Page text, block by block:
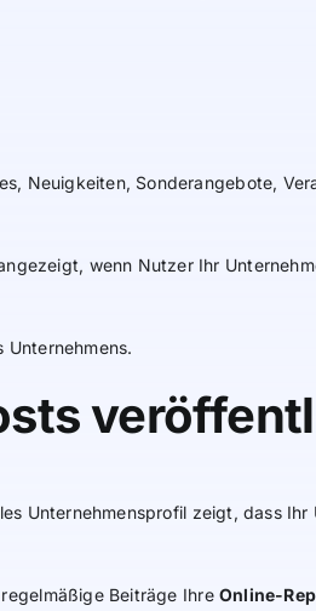
Neuigkeiten, Sonderangebote,
wenn Nutzer Ihr
Unternehmensprofil zeigt, dass
Beiträge Ihre Online-